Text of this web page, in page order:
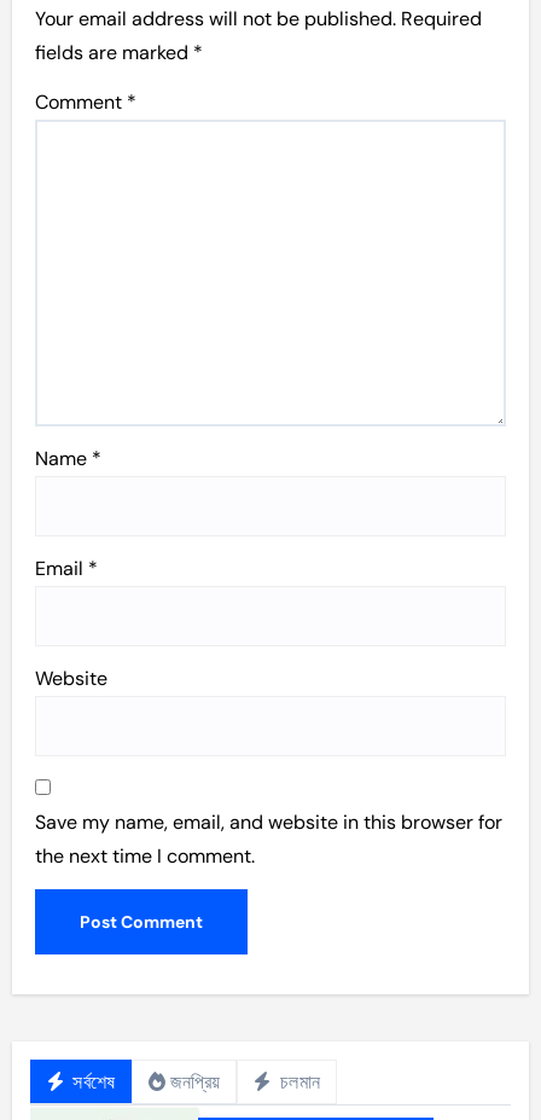
Your email address will not be published. Required
fields are marked *
Comment *
Name *
Email *
Website
Save my name, email, and website in this browser for
the next time I comment.
সর্বশেষ জনপ্রিয় চলমান